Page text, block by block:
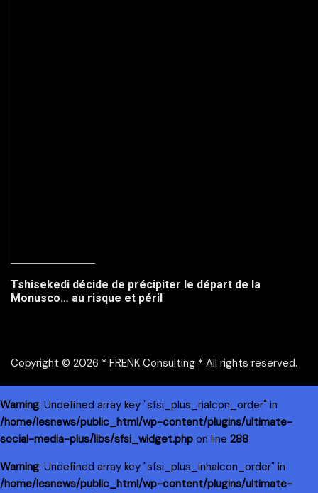
Tshisekedi décide de précipiter le départ de la
Monusco… au risque et péril
Copyright © 2026 * FRENK Consulting * All rights reserved.
Warning: Undefined array key "sfsi_plus_riaIcon_order" in
/home/lesnews/public_html/wp-content/plugins/ultimate-
social-media-plus/libs/sfsi_widget.php on line 288
Warning: Undefined array key "sfsi_plus_inhaIcon_order" in
/home/lesnews/public_html/wp-content/plugins/ultimate-